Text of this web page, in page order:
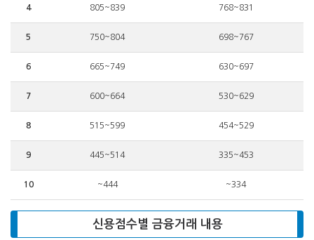
4 805~839 768~831
5 750~804 698~767
6 665~749 630~697
7 600~664 530~629
8 515~599 454~529
9 445~514 335~453
10 ~444 ~334
신용점수별 금융거래 내용